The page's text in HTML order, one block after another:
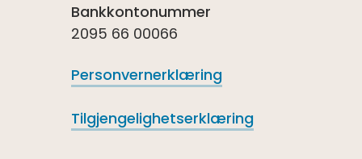
Bankkontonummer
2095 66 00066
Personvernerklæring
Tilgjengelighetserklæring